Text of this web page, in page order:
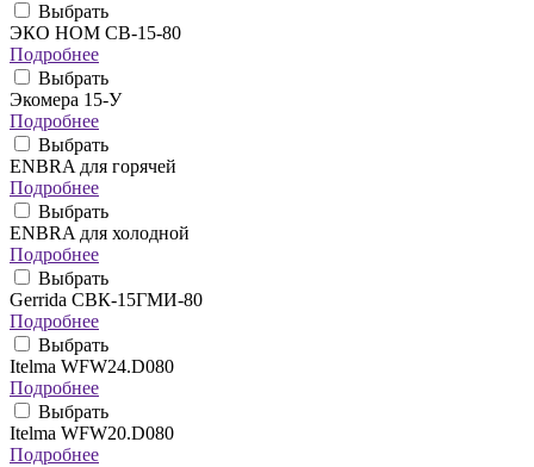
Выбрать
ЭКО НОМ СВ-15-80
Подробнее
Выбрать
Экомера 15-У
Подробнее
Выбрать
ENBRA для горячей
Подробнее
Выбрать
ENBRA для холодной
Подробнее
Выбрать
Gerrida СВК-15ГМИ-80
Подробнее
Выбрать
Itelma WFW24.D080
Подробнее
Выбрать
Itelma WFW20.D080
Подробнее